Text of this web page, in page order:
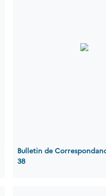
Bulletin de
38